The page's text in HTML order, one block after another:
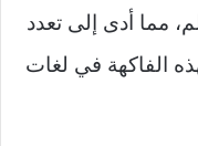
مما أدى إلى تعدد
الفاكهة في لغات